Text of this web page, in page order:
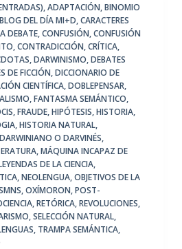
,ADAPTACIÓN,BINOMIO
BLOG DEL DÍA MI+D,CARACTERES
DEBATE,CONFUSIÓN,CONFUSIÓN
,CONTRADICCIÓN,CRÍTICA,
,DARWINISMO,DEBATES
DE FICCIÓN,DICCIONARIO DE
CIENTÍFICA,DOBLEPENSAR,
,FANTASMA SEMÁNTICO,
,FRAUDE,HIPÓTESIS,HISTORIA,
,HISTORIA NATURAL,
O DARVINÉS,
,MÁQUINA INCAPAZ DE
DE LA CIENCIA,
,NEOLENGUA,OBJETIVOS DE LA
,OXÍMORON,POST-
,RETÓRICA,REVOLUCIONES,
,SELECCIÓN NATURAL,
, TRAMPA SEMÁNTICA,